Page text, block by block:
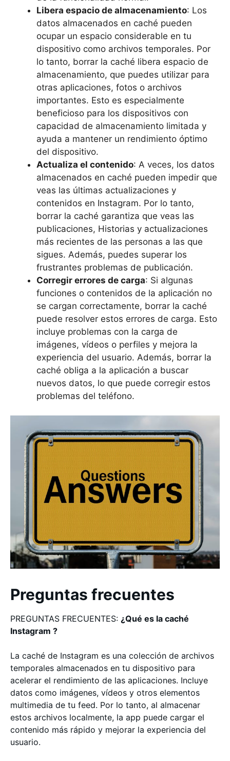
Libera espacio de almacenamiento: Los
datos almacenados en caché pueden
ocupar un espacio considerable en tu
dispositivo como archivos temporales. Por
lo tanto, borrar la caché libera espacio de
almacenamiento, que puedes utilizar para
otras aplicaciones, fotos o archivos
importantes. Esto es especialmente
beneficioso para los dispositivos con
capacidad de almacenamiento limitada y
ayuda a mantener un rendimiento óptimo
del dispositivo.
Actualiza el contenido: A veces, los datos
almacenados en caché pueden impedir que
veas las últimas actualizaciones y
contenidos en Instagram. Por lo tanto,
borrar la caché garantiza que veas las
publicaciones, Historias y actualizaciones
más recientes de las personas a las que
sigues. Además, puedes superar los
frustrantes problemas de publicación.
Corregir errores de carga: Si algunas
funciones o contenidos de la aplicación no
se cargan correctamente, borrar la caché
puede resolver estos errores de carga. Esto
incluye problemas con la carga de
imágenes, vídeos o perfiles y mejora la
experiencia del usuario. Además, borrar la
caché obliga a la aplicación a buscar
nuevos datos, lo que puede corregir estos
problemas del teléfono.
Preguntas frecuentes
PREGUNTAS FRECUENTES: ¿Qué es la caché
Instagram ?
La caché de Instagram es una colección de archivos
temporales almacenados en tu dispositivo para
acelerar el rendimiento de las aplicaciones. Incluye
datos como imágenes, vídeos y otros elementos
multimedia de tu feed. Por lo tanto, al almacenar
estos archivos localmente, la app puede cargar el
contenido más rápido y mejorar la experiencia del
usuario.